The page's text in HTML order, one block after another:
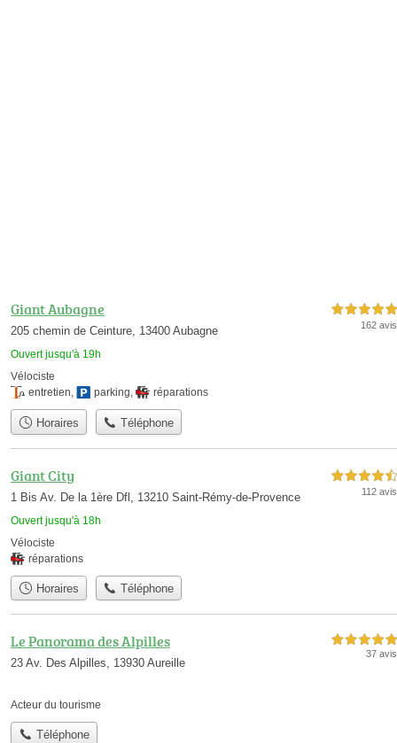
Giant Aubagne
205 chemin de Ceinture, 13400 Aubagne
Ouvert jusqu'à 19h
5,0 étoiles sur 5
162 avis
Vélociste
entretien, parking, réparations
Horaires Téléphone
Giant City
1 Bis Av. De la 1ère Dfl, 13210 Saint-Rémy-de-Provence
Ouvert jusqu'à 18h
4,5 étoiles sur 5
112 avis
Vélociste
réparations
Horaires Téléphone
Le Panorama des Alpilles
23 Av. Des Alpilles, 13930 Aureille
5,0 étoiles sur 5
37 avis
Acteur du tourisme
Téléphone